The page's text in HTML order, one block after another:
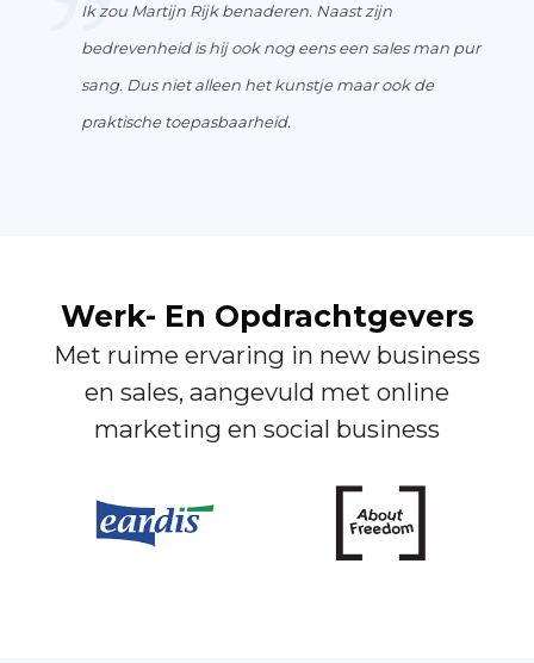
Ik zou Martijn Rijk benaderen. Naast zijn
bedrevenheid is hij ook nog eens een sales man pur
sang. Dus niet alleen het kunstje maar ook de
praktische toepasbaarheid.
Werk- En Opdrachtgevers
Met ruime ervaring in new business
en sales, aangevuld met online
marketing en social business